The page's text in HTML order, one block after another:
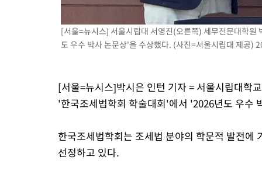
[속보]뉴욕증시 상승 마감…S&P 0.6% 나스닥 1.3%↑
[서울=뉴시스] 서울시립대 서영진(오른쪽) 세무전문대학
도 우수 박사 논문상'을 수상했다. (사진=서울시립대 제공)
[서울=뉴시스]박시은 인턴 기자 = 서울시립대학
'한국조세법학회 학술대회'에서 '2026년도 우수
한국조세법학회는 조세법 분야의 학문적 발전에
선정하고 있다.